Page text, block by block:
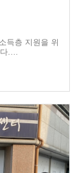
득층 지원을 위
.…